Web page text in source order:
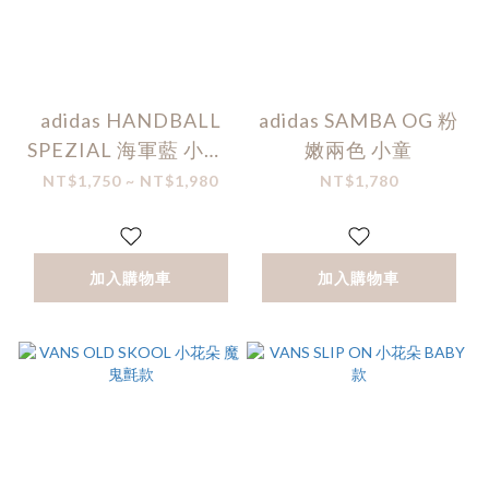
adidas HANDBALL
SPEZIAL 海軍藍 小童/
中童
NT$1,750 ~ NT$1,980
加入購物車
adidas SAMBA OG 粉
嫩兩色 小童
NT$1,780
加入購物車